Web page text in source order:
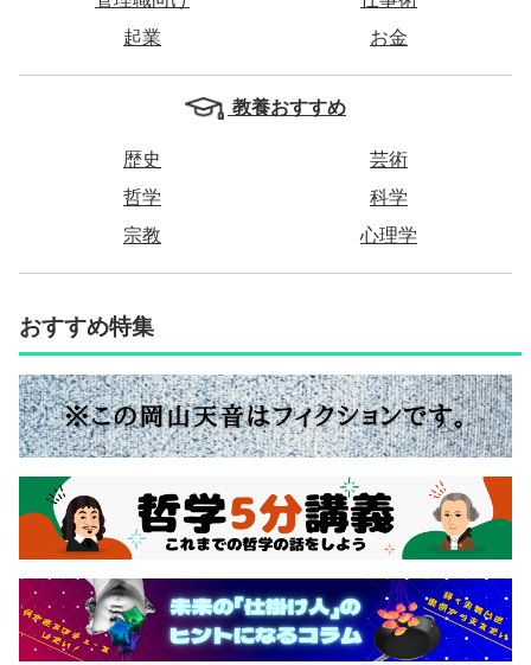
起業
お金
教養おすすめ
歴史
芸術
哲学
科学
宗教
心理学
おすすめ特集